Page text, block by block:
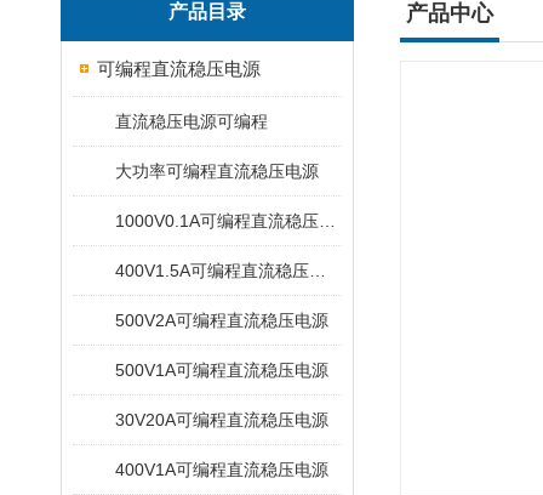
产品目录
可编程直流稳压电源
直流稳压电源可编程
大功率可编程直流稳压电源
500V2A可编程直流稳压电源
500V1A可编程直流稳压电源
30V20A可编程直流稳压电源
400V1A可编程直流稳压电源
产品中心